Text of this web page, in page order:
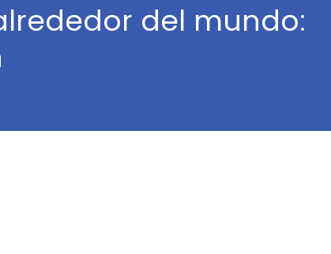
del mundo: